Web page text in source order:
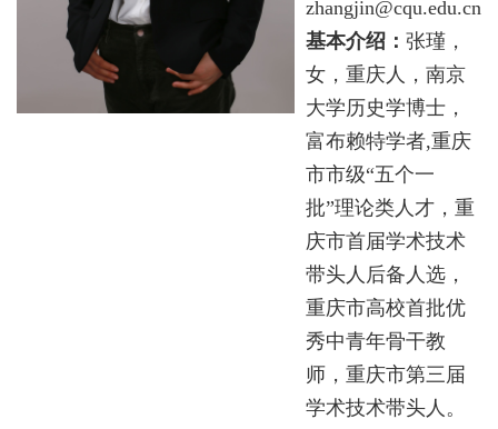
zhangjin@cqu.edu.cn
基本介绍： 张瑾，
女，重庆人，南京
大学历史学博士，
富布赖特学者,重庆
市市级“五个一
批”理论类人才，重
庆市首届学术技术
带头人后备人选，
重庆市高校首批优
秀中青年骨干教
师，重庆市第三届
学术技术带头人。